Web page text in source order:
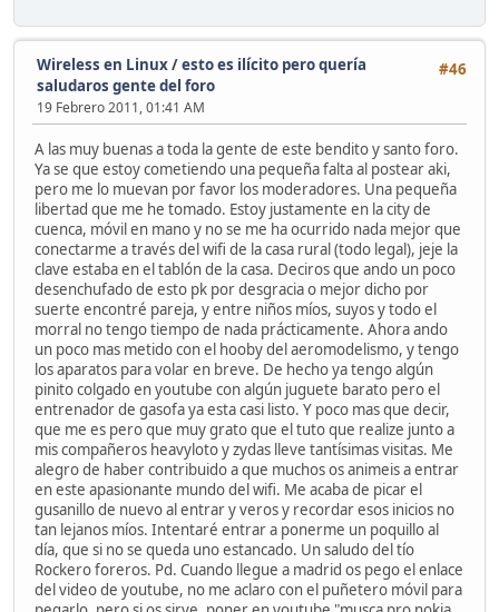
#46
Wireless en Linux/esto es ilícito pero quería
saludaros gente del foro
19 Febrero 2011, 01:41 AM
A las muy buenas a toda la gente de este bendito y santo foro.
Ya se que estoy cometiendo una pequeña falta al postear aki,
pero me lo muevan por favor los moderadores. Una pequeña
libertad que me he tomado. Estoy justamente en la city de
cuenca, móvil en mano y no se me ha ocurrido nada mejor que
conectarme a través del wifi de la casa rural (todo legal), jeje la
clave estaba en el tablón de la casa. Deciros que ando un poco
desenchufado de esto pk por desgracia o mejor dicho por
suerte encontré pareja, y entre niños míos, suyos y todo el
morral no tengo tiempo de nada prácticamente. Ahora ando
un poco mas metido con el hooby del aeromodelismo, y tengo
los aparatos para volar en breve. De hecho ya tengo algún
pinito colgado en youtube con algún juguete barato pero el
entrenador de gasofa ya esta casi listo. Y poco mas que decir,
que me es pero que muy grato que el tuto que realize junto a
mis compañeros heavyloto y zydas lleve tantísimas visitas. Me
alegro de haber contribuido a que muchos os animeis a entrar
en este apasionante mundo del wifi. Me acaba de picar el
gusanillo de nuevo al entrar y veros y recordar esos inicios no
tan lejanos míos. Intentaré entrar a ponerme un poquillo al
día, que si no se queda uno estancado. Un saludo del tío
Rockero foreros. Pd. Cuando llegue a madrid os pego el enlace
del video de youtube, no me aclaro con el puñetero móvil para